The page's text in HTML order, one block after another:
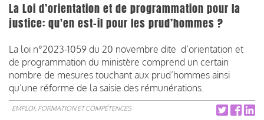
La Loi d’orientation et de programmation pour la
justice: qu'en est-il pour les prud’hommes ?
La loi n°2023-1059 du 20 novembre dite d’orientation et
de programmation du ministère comprend un certain
nombre de mesures touchant aux prud’hommes ainsi
qu’une réforme de la saisie des rémunérations.
EMPLOI, FORMATION ET COMPÉTENCES